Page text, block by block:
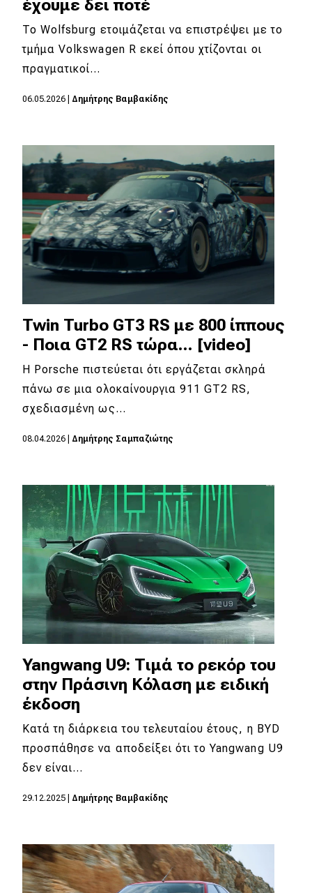
Formula 1
WRC
Motorsport
Νέα
Τεχνολογία
Mobility
Σταθμοί φόρτισης
Classic
Νέα
Παρουσιάσεις
DRIVE Away
Οδηγός αγοράς
Συμβουλές
Χρηστικά
Συμβουλές
ΚΤΕΟ
eDRIVE
DRIVE USED
έχουμε δει ποτέ
To Wolfsburg ετοιμάζεται να επιστρέψει με το
τμήμα Volkswagen R εκεί όπου χτίζονται οι
πραγματικοί…
06.05.2026 Δημήτρης Βαμβακίδης
Twin Turbo GT3 RS με 800 ίππους
- Ποια GT2 RS τώρα... [video]
Η Porsche πιστεύεται ότι εργάζεται σκληρά
πάνω σε μια ολοκαίνουργια 911 GT2 RS,
σχεδιασμένη ως…
08.04.2026 Δημήτρης Σαμπαζιώτης
Yangwang U9: Τιμά το ρεκόρ του
στην Πράσινη Κόλαση με ειδική
έκδοση
Κατά τη διάρκεια του τελευταίου έτους, η BYD
προσπάθησε να αποδείξει ότι το Yangwang U9
δεν είναι…
29.12.2025 Δημήτρης Βαμβακίδης